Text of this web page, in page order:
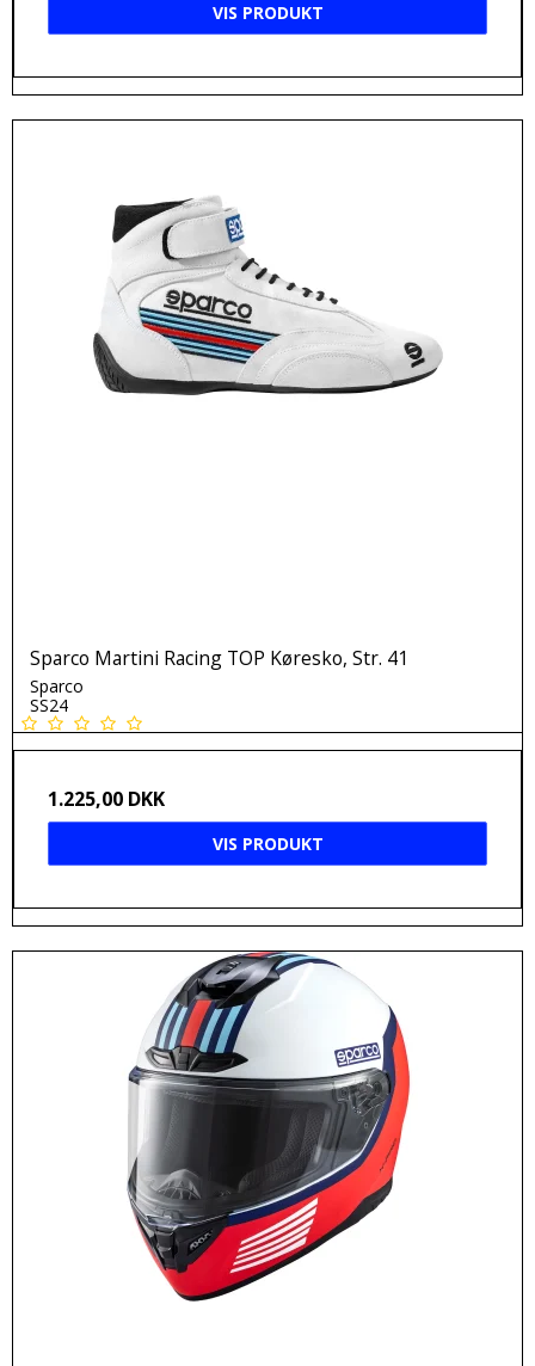
VIS PRODUKT
Sparco Martini Racing TOP Køresko, Str. 41
Sparco
SS24
1.225,00 DKK
VIS PRODUKT